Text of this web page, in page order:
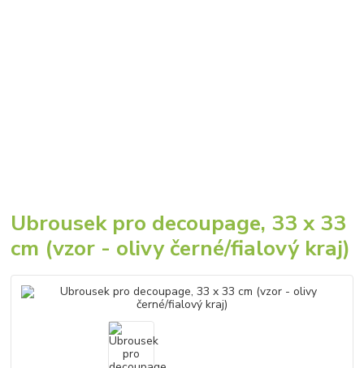
Ubrousek pro decoupage, 33 x 33
cm (vzor - olivy černé/fialový kraj)